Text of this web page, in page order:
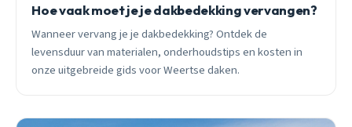
Hoe vaak moet je je dakbedekking vervangen?
Wanneer vervang je je dakbedekking? Ontdek de
levensduur van materialen, onderhoudstips en kosten in
onze uitgebreide gids voor Weertse daken.